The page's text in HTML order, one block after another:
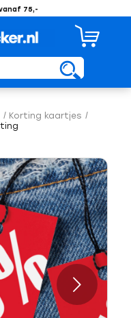
75,-
/ Korting kaartjes /